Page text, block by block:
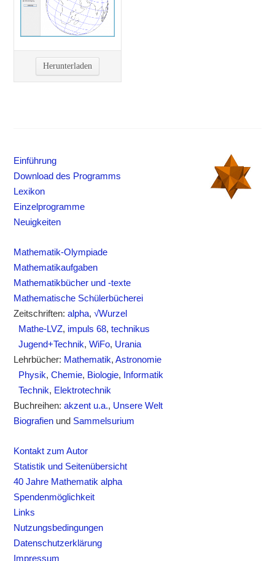
Herunterladen
Einführung
Download des Programms
Lexikon
Einzelprogramme
Neuigkeiten
Mathematik-Olympiade
Mathematikaufgaben
Mathematikbücher und -texte
Mathematische Schülerbücherei
Zeitschriften:alpha,√Wurzel
Mathe-LVZ, impuls 68,technikus
Jugend+Technik,WiFo, Urania
Lehrbücher: Mathematik,Astronomie
Physik,Chemie, Biologie,
Informatik
Technik, Elektrotechnik
Buchreihen:akzent u.a., Unsere Welt
Biografien und Sammelsurium
Kontakt zum Autor
Statistik und Seitenübersicht
40 Jahre Mathematik alpha
Spendenmöglichkeit
Links
Nutzungsbedingungen
Datenschutzerklärung
Impressum